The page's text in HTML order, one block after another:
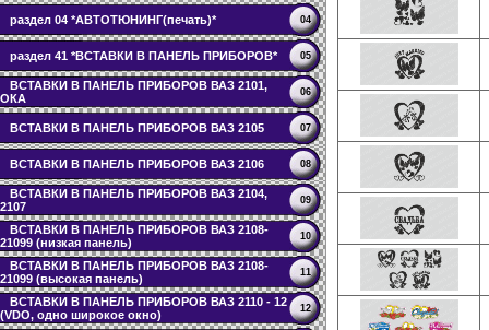
раздел 04 *АВТОТЮНИНГ(печать)* 04
раздел 41 *ВСТАВКИ В ПАНЕЛЬ ПРИБОРОВ* 05
ВСТАВКИ В ПАНЕЛЬ ПРИБОРОВ ВАЗ 2101,
ОКА
06
ВСТАВКИ В ПАНЕЛЬ ПРИБОРОВ ВАЗ 2105 07
ВСТАВКИ В ПАНЕЛЬ ПРИБОРОВ ВАЗ 2106 08
ВСТАВКИ В ПАНЕЛЬ ПРИБОРОВ ВАЗ 2104,
2107
09
ВСТАВКИ В ПАНЕЛЬ ПРИБОРОВ ВАЗ 2108-
21099 (низкая панель)
10
ВСТАВКИ В ПАНЕЛЬ ПРИБОРОВ ВАЗ 2108-
21099 (высокая панель)
11
ВСТАВКИ В ПАНЕЛЬ ПРИБОРОВ ВАЗ 2110 - 12
(VDO, одно широкое окно)
12